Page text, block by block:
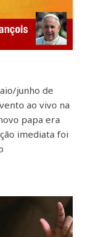
junho de
ao vivo na
papa era
imediata foi